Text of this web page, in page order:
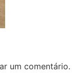
um comentário.